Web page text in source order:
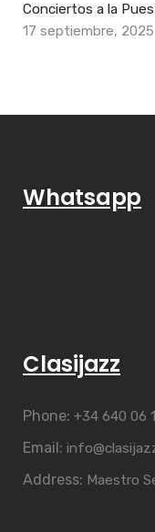
Conciertos a la
17 septiembre, 2025
Whatsapp
Clasijazz
Phone: +34 640 06
Email:
Address: Maestro